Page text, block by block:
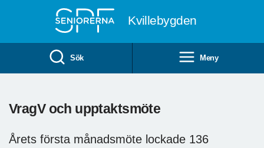
Kvillebygden
Sök Meny
VragV och upptaktsmöte
Årets första månadsmöte lockade 136